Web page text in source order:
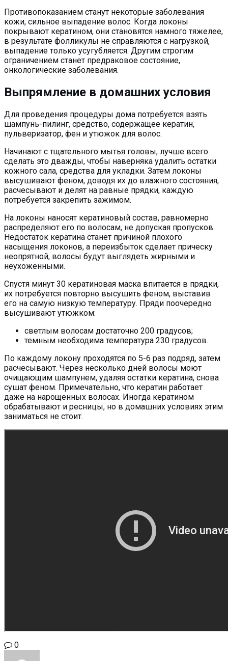
Противопоказанием станут некоторые заболевания
кожи, сильное выпадение волос. Когда локоны
покрывают кератином, они становятся намного тяжелее,
в результате фолликулы не справляются с нагрузкой,
выпадение только усугубляется. Другим строгим
ограничением станет предраковое состояние,
онкологические заболевания.
Выпрямление в домашних условия
Для проведения процедуры дома потребуется взять
шампунь-пилинг, средство, содержащее кератин,
пульверизатор, фен и утюжок для волос.
Начинают с тщательного мытья головы, лучше всего
сделать это дважды, чтобы наверняка удалить остатки
кожного сала, средства для укладки. Затем локоны
высушивают феном, доводя их до влажного состояния,
расчесывают и делят на равные прядки, каждую
потребуется закрепить зажимом.
На локоны наносят кератиновый состав, равномерно
распределяют его по волосам, не допуская пропусков.
Недостаток кератина станет причиной плохого
насыщения локонов, а переизбыток сделает прическу
неопрятной, волосы будут выглядеть жирными и
неухоженными.
Спустя минут 30 кератиновая маска впитается в прядки,
их потребуется повторно высушить феном, выставив
его на самую низкую температуру. Пряди поочередно
высушивают утюжком:
светлым волосам достаточно 200 градусов;
темным необходима температура 230 градусов.
По каждому локону проходятся по 5-6 раз подряд, затем
расчесывают. Через несколько дней волосы моют
очищающим шампунем, удаляя остатки кератина, снова
сушат феном. Примечательно, что кератин работает
даже на нарощенных волосах. Иногда кератином
обрабатывают и ресницы, но в домашних условиях этим
заниматься не стоит.
0